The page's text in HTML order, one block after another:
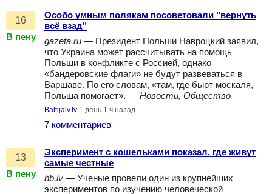
16
В пену
Особо умным полякам посоветовали "вернуть
всё взад"
gazeta.ru — Президент Польши Навроцкий заявил,
что Украина может рассчитывать на помощь
Польши в конфликте с Россией, однако
«бандеровские флаги» не будут развеваться в
Варшаве. По его словам, «там, где бьют москаля,
Польша помогает». — Новости, Общество
Baltijalv.lv 1 день 1 ч назад
7 комментариев
13
В пену
Эксперимент с кошельками показал, где живут
самые честные
bb.lv — Ученые провели один из крупнейших
экспериментов по изучению человеческой